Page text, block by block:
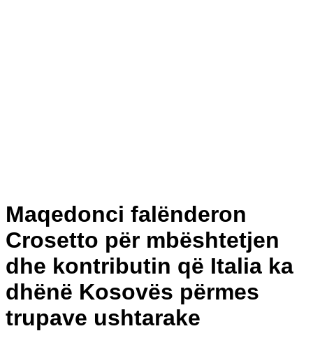
Maqedonci falënderon
Crosetto për mbështetjen
dhe kontributin që Italia ka
dhënë Kosovës përmes
trupave ushtarake